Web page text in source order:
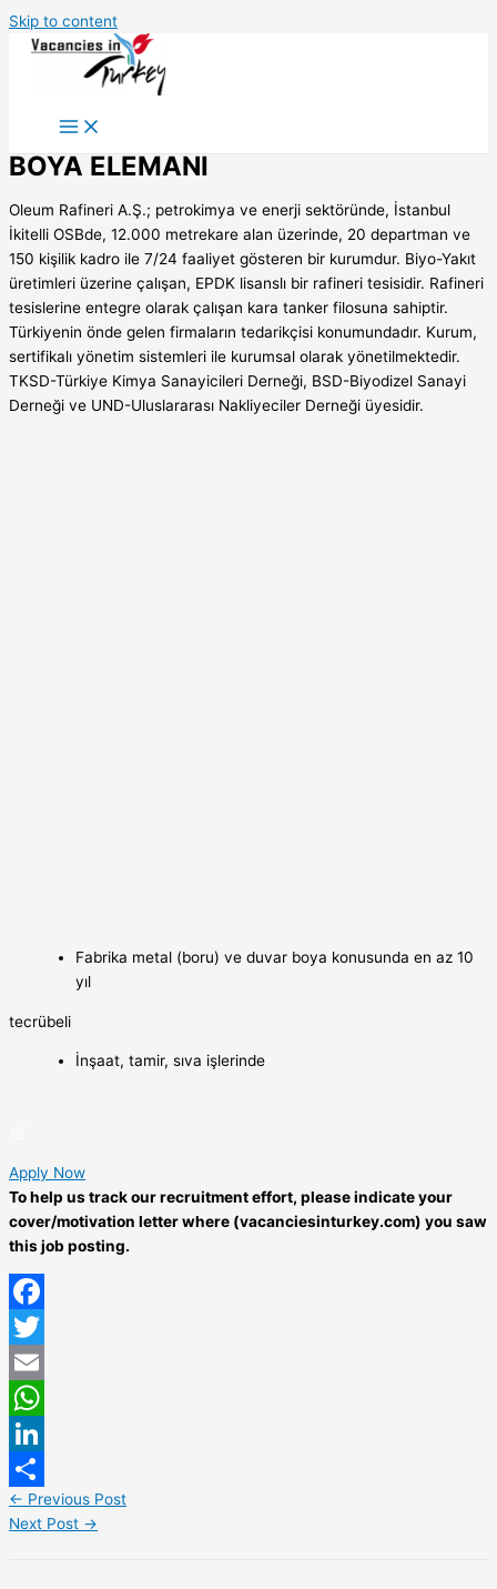
Skip to content
BOYA ELEMANI
Oleum Rafineri A.Ş.; petrokimya ve enerji sektöründe, İstanbul
İkitelli OSBde, 12.000 metrekare alan üzerinde, 20 departman ve
150 kişilik kadro ile 7/24 faaliyet gösteren bir kurumdur. Biyo-Yakıt
üretimleri üzerine çalışan, EPDK lisanslı bir rafineri tesisidir. Rafineri
tesislerine entegre olarak çalışan kara tanker filosuna sahiptir.
Türkiyenin önde gelen firmaların tedarikçisi konumundadır. Kurum,
sertifikalı yönetim sistemleri ile kurumsal olarak yönetilmektedir.
TKSD-Türkiye Kimya Sanayicileri Derneği, BSD-Biyodizel Sanayi
Derneği ve UND-Uluslararası Nakliyeciler Derneği üyesidir.
Fabrika metal (boru) ve duvar boya konusunda en az 10
yıl
tecrübeli
İnşaat, tamir, sıva işlerinde
Apply Now
To help us track our recruitment effort, please indicate your
cover/motivation letter where (vacanciesinturkey.com) you saw
this job posting.
Facebook
Twitter
Email
WhatsApp
LinkedIn
Share
← Previous Post
Next Post →